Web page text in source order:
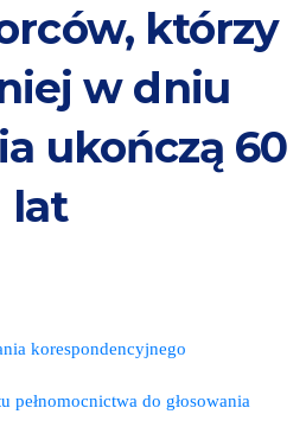
którzy
w dniu
ukończą 60
lat
korespondencyjnego
pełnomocnictwa do głosowania